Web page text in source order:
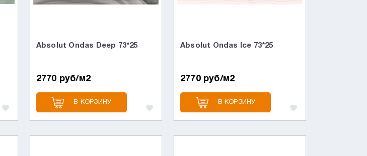
Absolut Ondas Deep 73*25
2770 руб/м2
В КОРЗИНУ
Absolut Ondas Ice 73*25
2770 руб/м2
В КОРЗИНУ